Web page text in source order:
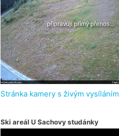
Stránka kamery s živým vysíláním
Ski areál U Sachovy studánky